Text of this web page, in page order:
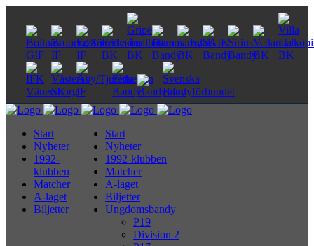
Start
Nyheter
1992-klubben
Matcher
A-laget
Biljetter
Ungdomsbandy
P19
Division 2
Start
Nyheter
1992-
klubben
Matcher
A-laget
Biljetter